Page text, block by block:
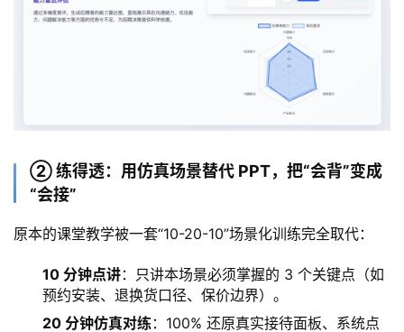
② 练得透：用仿真场景替代 PPT，把“会背”变成
“会接”
原本的课堂教学被一套“10-20-10”场景化训练完全取代：
10 分钟点讲：只讲本场景必须掌握的 3 个关键点（如
预约安装、退换货口径、保价边界）。
20 分钟仿真对练 ：100% 还原真实接待面板、系统点